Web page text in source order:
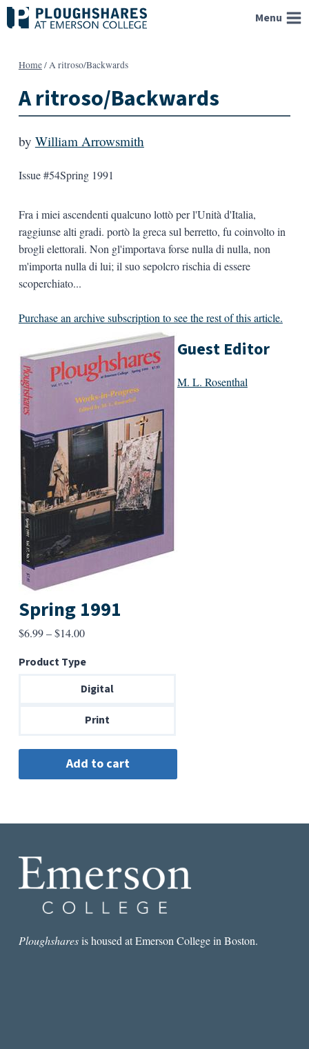
Skip
to
Menu
Home/A ritroso/Backwards
A ritroso/Backwards
by William Arrowsmith
Issue #54Spring 1991
Fra i miei ascendenti qualcuno lottò per l'Unità d'Italia,
raggiunse alti gradi. portò la greca sul berretto, fu coinvolto in
brogli elettorali. Non gl'importava forse nulla di nulla, non
m'importa nulla di lui; il suo sepolcro rischia di essere
scoperchiato...
Purchase an archive subscription to see the rest of this article.
Spring 1991
$6.99–$14.00Price
$6.99
through
Product Type
Digital
Print
Guest Editor
M. L. Rosenthal
Ploughsharesis housed at Emerson College in Boston.